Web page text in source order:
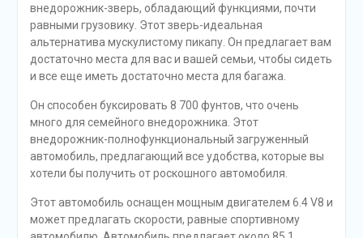
внедорожник-зверь, обладающий функциями, почти
равными грузовику. Этот зверь-идеальная
альтернатива мускулистому пикапу. Он предлагает вам
достаточно места для вас и вашей семьи, чтобы сидеть
и все еще иметь достаточно места для багажа.
Он способен буксировать 8 700 фунтов, что очень
много для семейного внедорожника. Этот
внедорожник-полнофункциональный загруженный
автомобиль, предлагающий все удобства, которые вы
хотели бы получить от роскошного автомобиля.
Этот автомобиль оснащен мощным двигателем 6.4 V8 и
может предлагать скорости, равные спортивному